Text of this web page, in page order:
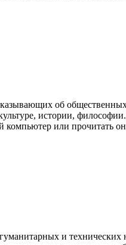
об
истории,
или прочитать
и технических